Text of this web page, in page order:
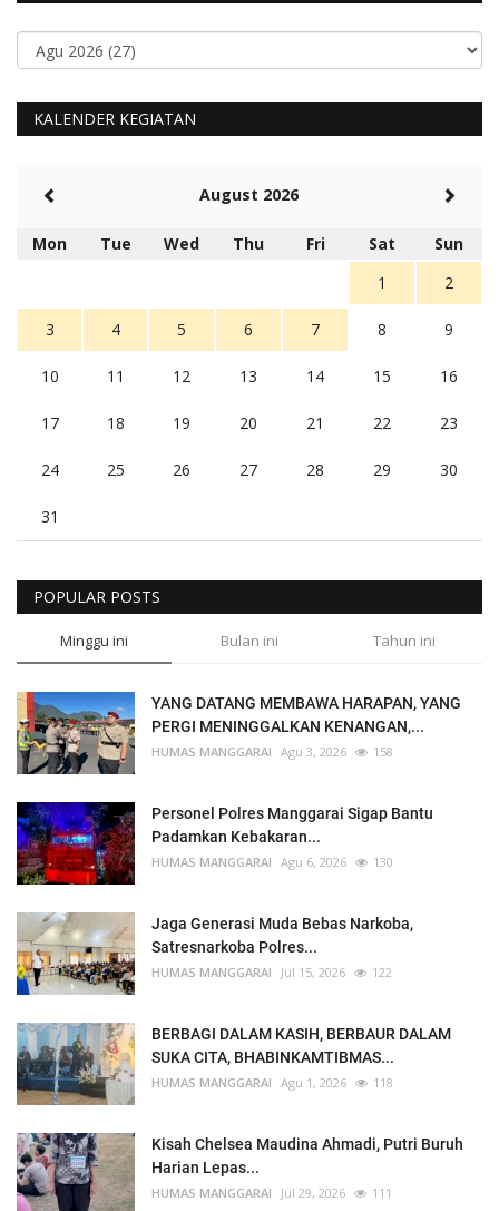
KALENDER KEGIATAN
August 2026
Mon Tue Wed Thu Fri Sat
Sun
1
2
3 4 5 6 7 8 9
10 11 12 13 14 15 16
17 18 19 20 21 22 23
24 25 26 27 28 29 30
31
POPULAR POSTS
Minggu ini Bulan ini Tahun ini
YANG DATANG MEMBAWA HARAPAN, YANG
PERGI MENINGGALKAN KENANGAN,...
HUMAS MANGGARAI Agu 3, 2026 158
Personel Polres Manggarai Sigap Bantu
Padamkan Kebakaran...
HUMAS MANGGARAI Agu 6, 2026 130
Jaga Generasi Muda Bebas Narkoba,
Satresnarkoba Polres...
HUMAS MANGGARAI Jul 15, 2026 122
BERBAGI DALAM KASIH, BERBAUR DALAM
SUKA CITA, BHABINKAMTIBMAS...
HUMAS MANGGARAI Agu 1, 2026 118
Kisah Chelsea Maudina Ahmadi, Putri Buruh
Harian Lepas...
HUMAS MANGGARAI Jul 29, 2026 111